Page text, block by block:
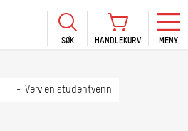
SØK HANDLEKURV MENY
Verv en studentvenn